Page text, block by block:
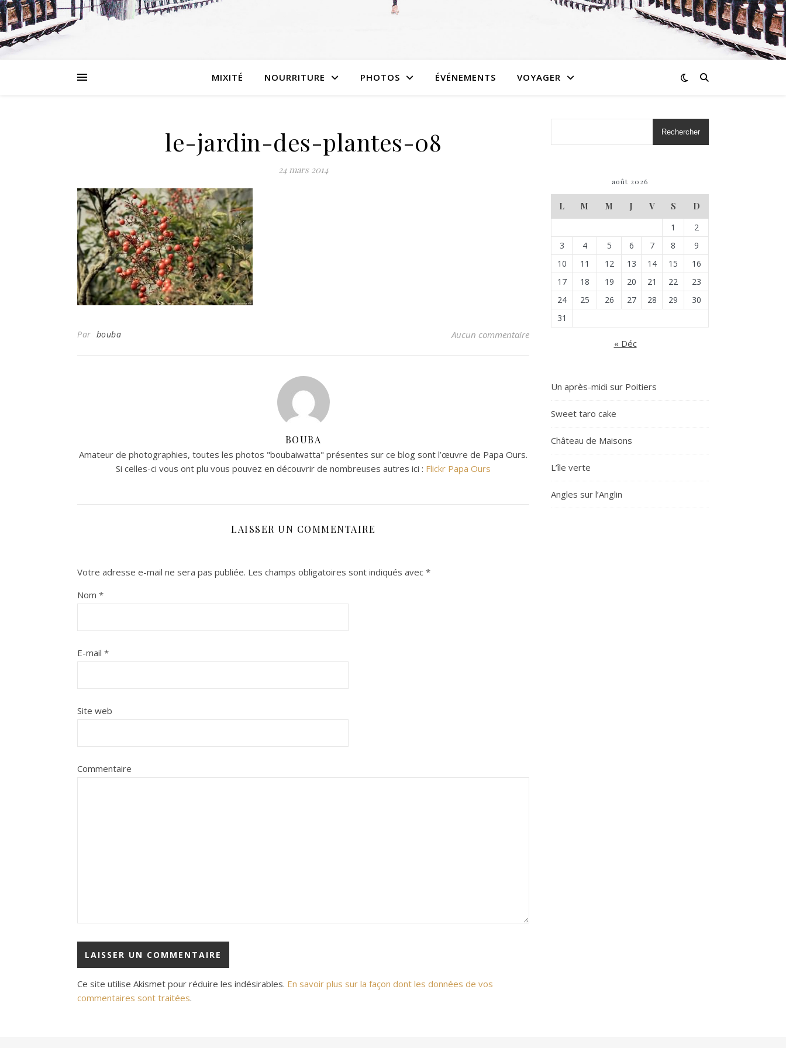
MIXITÉ NOURRITURE PHOTOS ÉVÉNEMENTS VOYAGER
le-jardin-des-plantes-08
24 mars 2014
Par bouba Aucun commentaire
BOUBA
Amateur de photographies, toutes les photos "boubaiwatta" présentes sur ce blog sont l’œuvre de Papa Ours.
Si celles-ci vous ont plu vous pouvez en découvrir de nombreuses autres ici : Flickr Papa Ours
LAISSER UN COMMENTAIRE
Votre adresse e-mail ne sera pas publiée. Les champs obligatoires sont indiqués avec *
Nom *
E-mail *
Site web
Commentaire
Ce site utilise Akismet pour réduire les indésirables. En savoir plus sur la façon dont les données de vos
commentaires sont traitées.
Rechercher
août 2026
L M M J V S
D
1
2
3
4 5 6 7 8
9
10
11 12 13 14 15
16
17
18 19 20 21 22
23
24
25 26 27 28 29
30
31
« Déc
Un après-midi sur Poitiers
Sweet taro cake
Château de Maisons
L’île verte
Angles sur l’Anglin